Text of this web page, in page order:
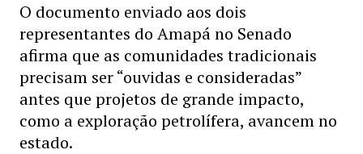
O documento enviado aos dois
representantes do Amapá no Senado
afirma que as comunidades tradicionais
precisam ser “ouvidas e consideradas”
antes que projetos de grande impacto,
como a exploração petrolífera, avancem no
estado.